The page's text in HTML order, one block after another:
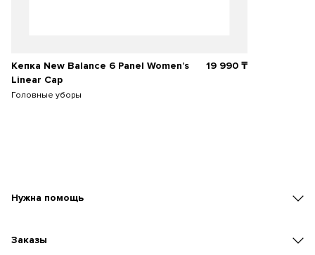
Кепка New Balance 6 Panel Women’s
Linear Cap
Головные уборы
19 990₸
Нужна помощь
Заказы